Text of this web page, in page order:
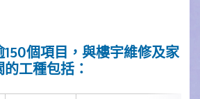
個項目，與樓宇維修及家
工種包括：